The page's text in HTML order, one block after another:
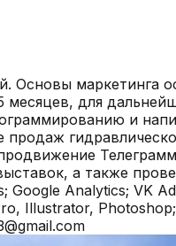
маркетинга
для
и
а также
Analytics; VK
Illustrator,